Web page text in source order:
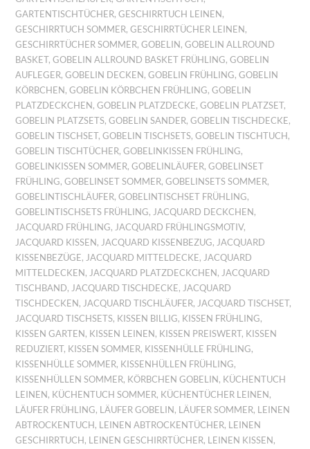
GARTENTISCHTÜCHER,GESCHIRRTUCH LEINEN ,
GESCHIRRTUCH SOMMER,GESCHIRRTÜCHER LEINEN ,
GESCHIRRTÜCHER SOMMER,GOBELIN ,GOBELIN ALLROUND
BASKET,GOBELIN ALLROUND BASKET FRÜHLING,GOBELIN
AUFLEGER,GOBELIN DECKEN ,GOBELIN FRÜHLING,GOBELIN
KÖRBCHEN ,GOBELIN KÖRBCHEN FRÜHLING,GOBELIN
PLATZDECKCHEN ,GOBELIN PLATZDECKE,GOBELIN PLATZSET,
GOBELIN PLATZSETS,GOBELIN SANDER,GOBELIN TISCHDECKE,
GOBELIN TISCHSET,GOBELIN TISCHSETS,GOBELIN TISCHTUCH ,
GOBELIN TISCHTÜCHER,GOBELINKISSEN FRÜHLING,
GOBELINKISSEN SOMMER,GOBELINLÄUFER,GOBELINSET
FRÜHLING,GOBELINSET SOMMER,GOBELINSETS SOMMER,
GOBELINTISCHLÄUFER,GOBELINTISCHSET FRÜHLING,
GOBELINTISCHSETS FRÜHLING, JACQUARD DECKCHEN ,
JACQUARD FRÜHLING, JACQUARD FRÜHLINGSMOTIV,
JACQUARD KISSEN , JACQUARD KISSENBEZUG, JACQUARD
KISSENBEZÜGE, JACQUARD MITTELDECKE, JACQUARD
MITTELDECKEN , JACQUARD PLATZDECKCHEN , JACQUARD
TISCHBAND, JACQUARD TISCHDECKE, JACQUARD
TISCHDECKEN , JACQUARD TISCHLÄUFER, JACQUARD TISCHSET,
JACQUARD TISCHSETS, KISSEN BILLIG, KISSEN FRÜHLING,
KISSEN GARTEN , KISSEN LEINEN , KISSEN PREISWERT, KISSEN
REDUZIERT, KISSEN SOMMER, KISSENHÜLLE FRÜHLING,
KISSENHÜLLE SOMMER, KISSENHÜLLEN FRÜHLING,
KISSENHÜLLEN SOMMER, KÖRBCHEN GOBELIN , KÜCHENTUCH
LEINEN , KÜCHENTUCH SOMMER, KÜCHENTÜCHER LEINEN ,
LÄUFER FRÜHLING, LÄUFER GOBELIN , LÄUFER SOMMER,
LEINEN
ABTROCKENTUCH , LEINEN ABTROCKENTÜCHER,
LEINEN
GESCHIRRTUCH , LEINEN GESCHIRRTÜCHER, LEINEN KISSEN ,